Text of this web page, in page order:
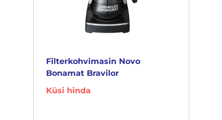
Filterkohvimasin Novo
Bonamat Bravilor
Küsi hinda